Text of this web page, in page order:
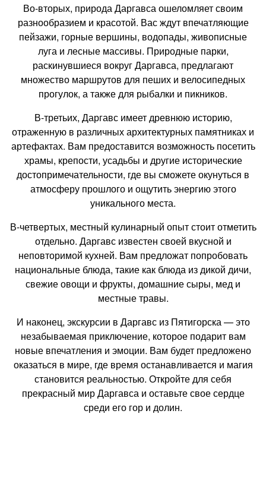
Во-вторых, природа Даргавса ошеломляет своим
разнообразием и красотой. Вас ждут впечатляющие
пейзажи, горные вершины, водопады, живописные
луга и лесные массивы. Природные парки,
раскинувшиеся вокруг Даргавса, предлагают
множество маршрутов для пеших и велосипедных
прогулок, а также для рыбалки и пикников.
В-третьих, Даргавс имеет древнюю историю,
отраженную в различных архитектурных памятниках и
артефактах. Вам предоставится возможность посетить
храмы, крепости, усадьбы и другие исторические
достопримечательности, где вы сможете окунуться в
атмосферу прошлого и ощутить энергию этого
уникального места.
В-четвертых, местный кулинарный опыт стоит отметить
отдельно. Даргавс известен своей вкусной и
неповторимой кухней. Вам предложат попробовать
национальные блюда, такие как блюда из дикой дичи,
свежие овощи и фрукты, домашние сыры, мед и
местные травы.
И наконец, экскурсии в Даргавс из Пятигорска — это
незабываемая приключение, которое подарит вам
новые впечатления и эмоции. Вам будет предложено
оказаться в мире, где время останавливается и магия
становится реальностью. Откройте для себя
прекрасный мир Даргавса и оставьте свое сердце
среди его гор и долин.